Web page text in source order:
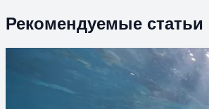
Рекомендуемые статьи